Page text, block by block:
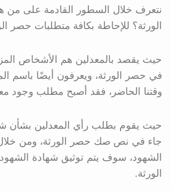
نتعرف خلال السطور القادمة على من
الورثة؟ للإحاطة بكافة متطلبات حصر
حيث يقصد بالمعدلين هم الأشخاص
في حصر الورثة، ويعرفون أيضًا باسم
وقتنا الحاضر، فقد أصبح مطلب وجود
حيث يقوم بطلب رأي المعدلين بشأن
جاء في نص صك حصر الورثة، ومن خلال
الشهود، سوف يتم توثيق شهادة
الورثة.